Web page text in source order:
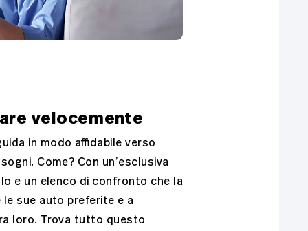
velocemente
in modo affidabile verso
Come? Con un’esclusiva
e un elenco di confronto che la
le sue auto preferite e a
loro. Trova tutto questo